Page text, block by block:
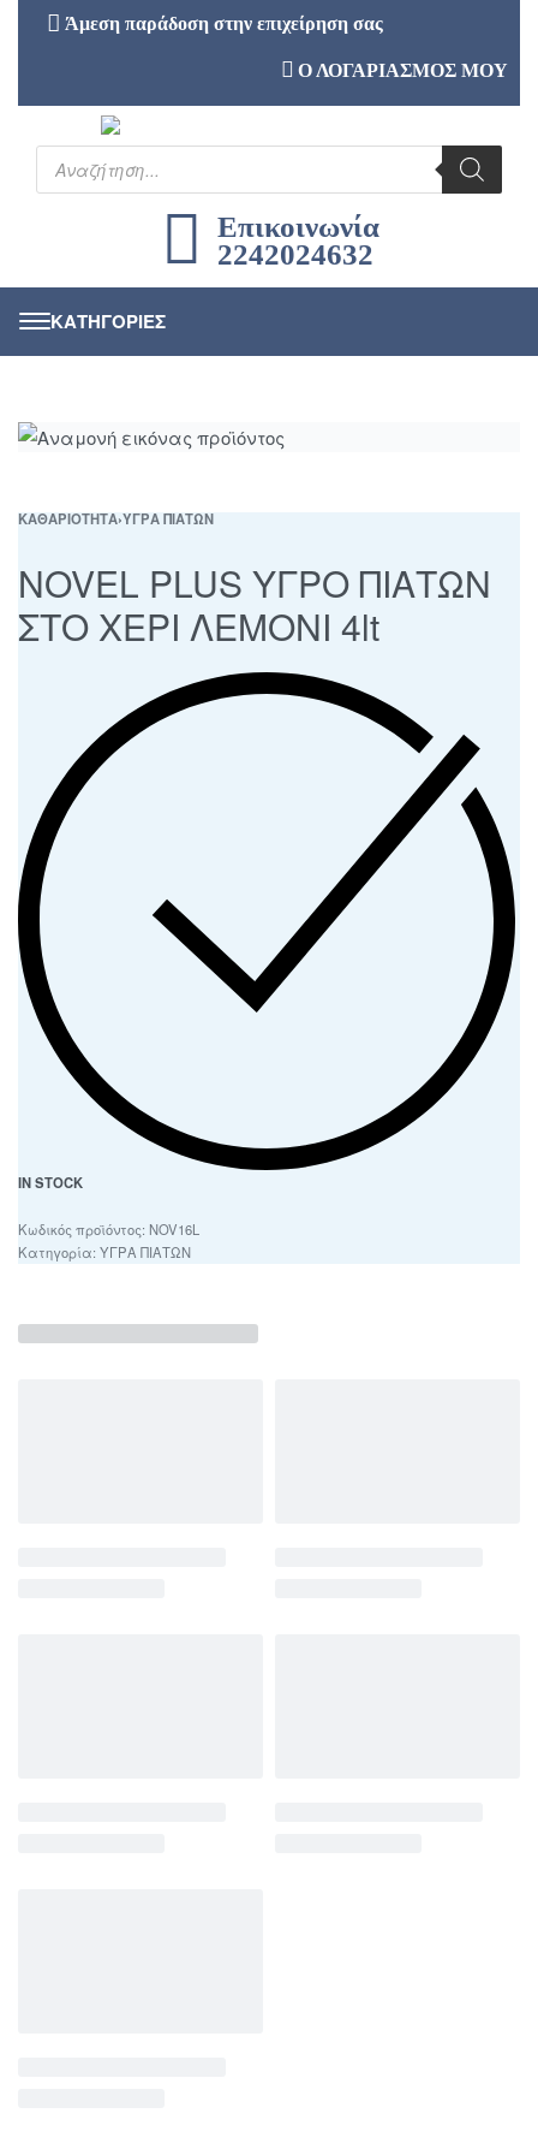
Άμεση παράδοση στην επιχείρηση σας
Ο ΛΟΓΑΡΙΑΣΜΟΣ ΜΟΥ
Επικοινωνία
2242024632
ΚΑΘΑΡΙΟΤΗΤΑ›ΥΓΡΑ ΠΙΑΤΩΝ
NOVEL PLUS ΥΓΡΟ ΠΙΑΤΩΝ
ΣΤΟ ΧΕΡΙ ΛΕΜΟΝΙ 4lt
IN STOCK
NOV16L
Κατηγορία: ΥΓΡΑ ΠΙΑΤΩΝ